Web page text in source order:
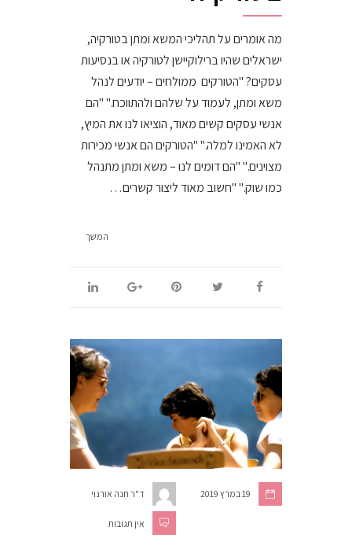
מה אומרים על תהליכי המשא ומתן בטורקיה,
ישראלים שהיו ברילוקיישן לטורקיה או בנסיעות
עסקים? "הטורקים ממולחים – יודעים לנהל
משא ומתן, לעמוד על שלהם ולהתווכח." "הם
אנשי עסקים קשים מאוד, הוציאו לנו את המיץ,
לא האמינו למלה." "הטורקים הם אנשי מכירות
מצוינים." "הם דומים לנו – משא ומתן מתנהל
כמו שוק." "חשוב מאוד ליצור קשרים…
המשך
ד"ר חנה אורנוי 19 במרץ 2019
אין תגובות